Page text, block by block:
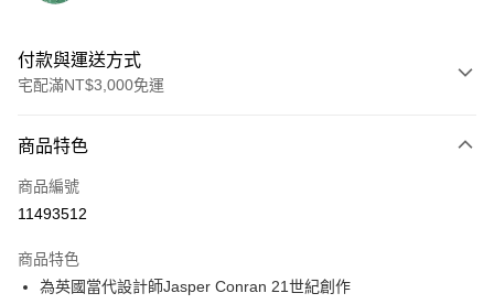
付款與運送方式
宅配滿NT$3,000免運
信用卡一次付款
信用卡分期付款
合作金庫商業銀行
華南商業銀行
彰化商業銀行
LINE Pay
商品特色
商品編號
11493512
商品特色
為英國當代設計師Jasper Conran 21世紀創作